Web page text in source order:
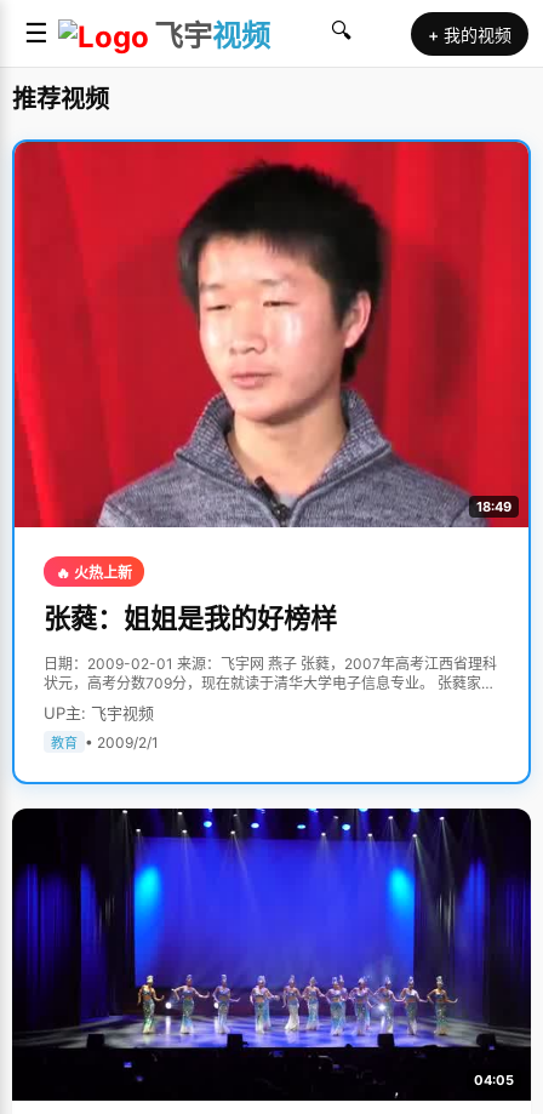
☰ 飞宇视频 🔍 + 我的视频
推荐视频
18:49
🔥 火热上新
张蕤：姐姐是我的好榜样
日期：2009-02-01 来源：飞宇网 燕子 张蕤，2007年高考江西省理科
状元，高考分数709分，现在就读于清华大学电子信息专业。 张蕤家破
旧的土砖房掩在大岗背村头一堆新房里，稍显得有些冷静和寒酸，家中
只有简单的家具和农具。一张张大大小小的红色奖状贴满了整个厅堂的
墙壁，给这个略显寒酸的家带来一丝火红的喜气。张家三个孩子，张
日能流利的讲话，两岁就会背很多唐诗了，自小就爱看书学习，给弟弟
张赟来教育张珽和张蕤要努力学习。张蕤说，"大姐和二姐的成绩都特
别好，我就以他们为榜样，努力的想追上他们，跟他们一样优秀。" 张
蕤的爸爸当年在文革后回复高考的时候考上了大专，没有上大学成了他
一生的遗憾，所以对三个孩子的学习要求非常严格，再苦再累也绝不让
孩子们在学习上受委屈。为了担负三个孩子的学费，张蕤的父母不得不
丢下孩子到厦门打工，长年难得回家一趟，但是每个周末他们都会打电
话回来询问孩子的学习和生活情况。张蕤年纪小但特别懂事，知道爸爸
妈妈在外辛苦，每次打电话里都是报喜不报忧，常常反过来叮嘱爸爸妈
妈要保重身体，注意营养。班主任老师张喻知道了张蕤的家庭情况后，
对张蕤分外的关心，时刻关注张蕤的学习情况和心理动态，还常常帮他
垫付拖缴的学费。 父母不在身边，大姐张赟就成了家里的小家长，帮着
奶奶料理家事，监督指导弟弟妹妹的学习，张蕤说，"大姐和二姐常常
给我说一些她们的学习经验和技巧，给我很多鼓励，对我帮助很大，尤
其是上高中的时候，在外读大学的二姐时常打电话回来，告诉我要看什
么书，监督我每天早上起来读英语，教我一些理科学习的好方法，应对
UP主: 飞宇视频
教育 • 2009/2/1
04:05